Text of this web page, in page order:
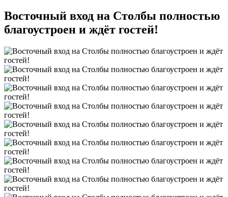
Восточный вход на Столбы полностью
благоустроен и ждёт гостей!